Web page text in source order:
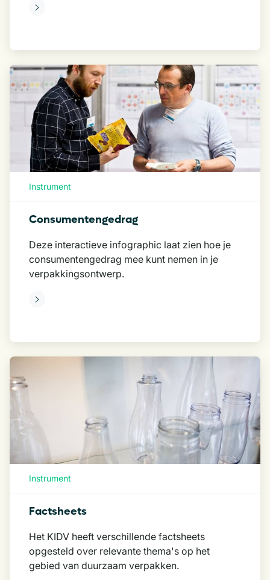
Instrument
Consumentengedrag
Deze interactieve infographic laat zien hoe je
consumentengedrag mee kunt nemen in je
verpakkingsontwerp.
Instrument
Factsheets
Het KIDV heeft verschillende factsheets
opgesteld over relevante thema's op het
gebied van duurzaam verpakken.